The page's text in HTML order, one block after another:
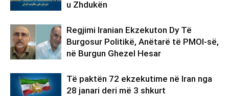
u Zhdukën
Regjimi Iranian Ekzekuton Dy Të
Burgosur Politikë, Anëtarë të PMOI-së,
në Burgun Ghezel Hesar
Të paktën 72 ekzekutime në Iran nga
28 janari deri më 3 shkurt